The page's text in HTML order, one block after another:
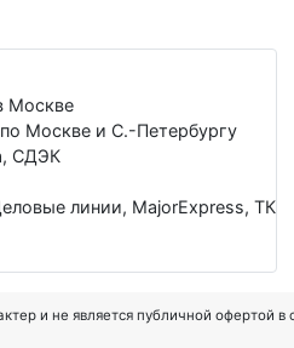
Москве
Москве и С.-Петербургу
СДЭК
линии, MajorExpress, ТК
и не является публичной офертой в